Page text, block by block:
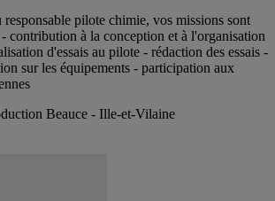
responsable pilote chimie, vos missions sont
contribution à la conception et à l'organisation
d'essais au pilote - rédaction des essais -
sur les équipements - participation aux
Beauce - Ille-et-Vilaine